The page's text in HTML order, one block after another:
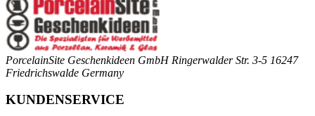
PorcelainSite Geschenkideen GmbH Ringerwalder Str. 3-5 16247
Friedrichswalde Germany
KUNDENSERVICE